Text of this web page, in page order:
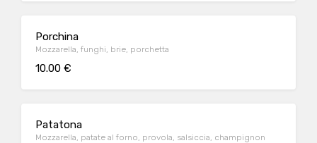
Porchina
Mozzarella, funghi, brie, porchetta
10.00 €
Patatona
Mozzarella, patate al forno, provola, salsiccia, champignon